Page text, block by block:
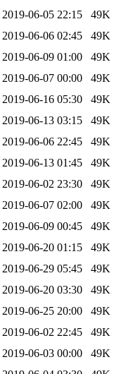
2019-06-05 22:15
49K
2019-06-06 02:45
49K
2019-06-09 01:00
49K
2019-06-07 00:00
49K
2019-06-16 05:30
49K
2019-06-13 03:15
49K
2019-06-06 22:45
49K
2019-06-13 01:45
49K
2019-06-02 23:30
49K
2019-06-07 02:00
49K
2019-06-09 00:45
49K
2019-06-20 01:15
49K
2019-06-29 05:45
49K
2019-06-20 03:30
49K
2019-06-25 20:00
49K
2019-06-02 22:45
49K
2019-06-03 00:00
49K